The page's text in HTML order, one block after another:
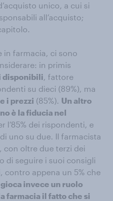
unico, a cui si
all’acquisto;
in farmacia, ci sono
in primis
disponibili, fattore
su dieci (89%), ma
i prezzi (85%). Un altro
è la fiducia nel
l’85% dei rispondenti, e
uno su due. Il farmacista
con oltre due terzi dei
di seguire i suoi consigli
contro appena un 5% che
gioca invece un ruolo
farmacia il fatto che si